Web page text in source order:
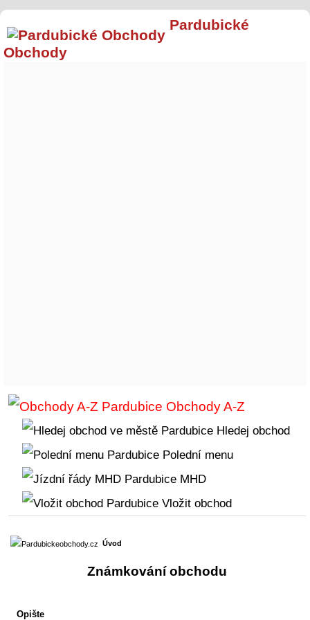
Pardubické
Obchody
Obchody A-Z
Hledej obchod
Polední menu
MHD
Vložit obchod
Úvod
Známkování obchodu
Opište